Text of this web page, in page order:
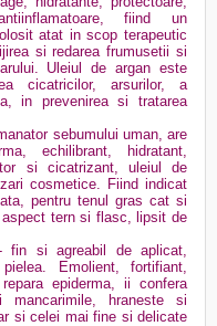
fiind un
atat in scop terapeutic
si redarea frumusetii si
Uleiul de argan este
cicatricilor, arsurilor, a
in prevenirea si tratarea
sebumului uman, are
echilibrant, hidratant,
si cicatrizant, uleiul de
cosmetice. Fiind indicat
pentru tenul gras cat si
tern si flasc, lipsit de
fin si agreabil de aplicat,
Emolient, fortifiant,
epiderma, ii confera
hraneste si
si celei mai fine si delicate